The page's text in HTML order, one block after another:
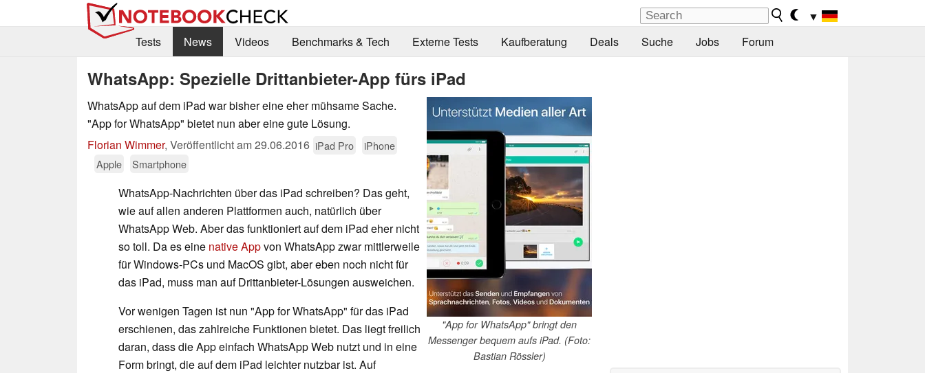
▼
Tests
News Videos Benchmarks & Tech Externe Tests Kaufberatung Deals Suche Jobs Forum
WhatsApp: Spezielle Drittanbieter-App fürs iPad
"App for WhatsApp" bringt den
Messenger bequem aufs iPad. (Foto:
Bastian Rössler)
WhatsApp auf dem iPad war bisher eine eher mühsame Sache.
"App for WhatsApp" bietet nun aber eine gute Lösung.
Florian Wimmer, Veröffentlicht am29.06.2016 iPad Pro
iPhone
Apple
Smartphone
WhatsApp-Nachrichten über das iPad schreiben? Das geht,
wie auf allen anderen Plattformen auch, natürlich über
WhatsApp Web. Aber das funktioniert auf dem iPad eher nicht
so toll. Da es eine native Appvon WhatsApp zwar mittlerweile
für Windows-PCs und MacOS gibt, aber eben noch nicht für
das iPad, muss man auf Drittanbieter-Lösungen ausweichen.
Vor wenigen Tagen ist nun "App for WhatsApp" für das iPad
erschienen, das zahlreiche Funktionen bietet. Das liegt freilich
daran, dass die App einfach WhatsApp Web nutzt und in eine
Form bringt, die auf dem iPad leichter nutzbar ist. Auf